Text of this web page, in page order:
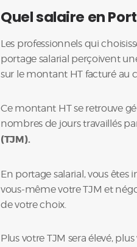
Quel salaire en
Les professionnels qui
portage salarial perçoivent
sur le montant HT facturé au
Ce montant HT se retrouve
nombres de jours travaillés
(TJM).
En portage salarial, vous
vous-même votre TJM et
de votre choix.
Plus votre TJM sera élevé,